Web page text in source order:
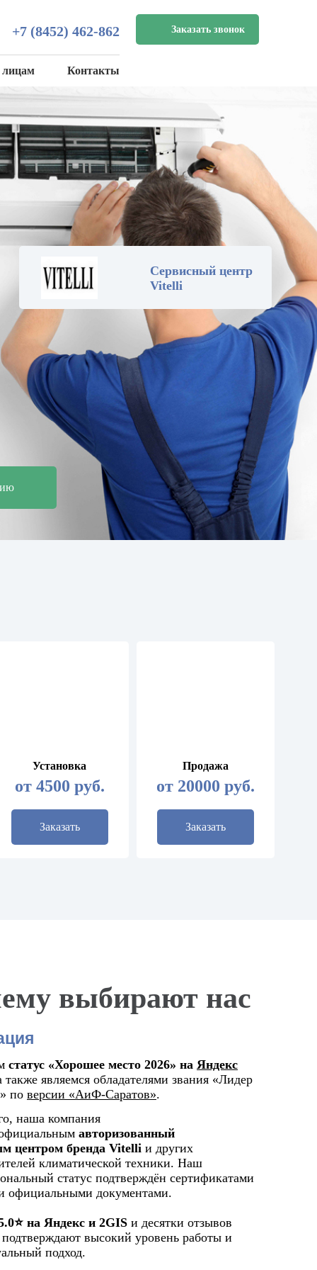
+7 (8452) 462-862 Заказать звонок
Контакты
Сервисный центр
Vitelli
Установка
от 4500 руб.
Заказать
Продажа
от 20000 руб.
Заказать
выбирают нас
статус «Хорошее место 2026» на Яндекс
также являемся обладателями звания «Лидер
по версии «АиФ-Саратов».
наша компания
авторизованный
центром бренда Vitelli и других
климатической техники. Наш
статус подтверждён сертификатами
и официальными документами.
на Яндекс и 2GIS и десятки отзывов
высокий уровень работы и
подход.
Команда
у
Работаем с юрлицами и
физлицамина выгодных
условиях